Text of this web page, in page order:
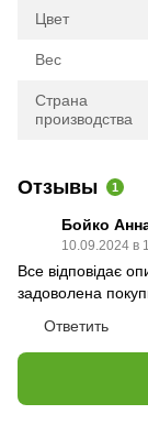
Цвет
Вес
Страна
производства
Отзывы 1
Бойко
10.09.2024 в
Все відповідає
задоволена
Ответить